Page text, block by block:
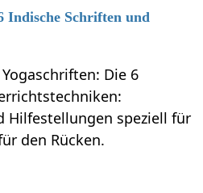
Indische Schriften und
Die 6
Hilfestellungen speziell für
den Rücken.